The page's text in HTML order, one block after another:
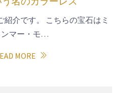
紹介です。 こちらの宝石はミ
ンマー・モ…
MORE